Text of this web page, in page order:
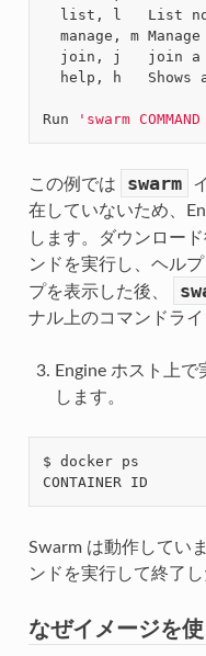
list, l   List
manage, m
join, j   join a
help, h   Shows
Run 'swarm
この例では swarm
在していないため、
します。ダウンロー
ンドを実行し、ヘル
プを表示した後、
ナル上のコマンドライ
Engine ホスト上
します。
$ docker ps
Swarm は動作してい
ンドを実行して終了し
なぜイメージを